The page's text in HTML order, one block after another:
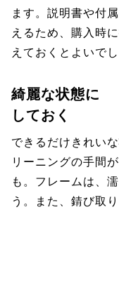
ます。説明書や付
えるため、購入時
えておくとよいでし
綺麗な状態に
しておく
できるだけきれい
リーニングの手間
も。フレームは、
う。また、錆び取